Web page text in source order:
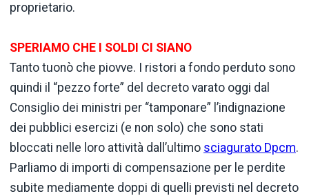
proprietario.
SPERIAMO CHE I SOLDI CI SIANO
Tanto tuonò che piovve. I ristori a fondo perduto sono
quindi il “pezzo forte” del decreto varato oggi dal
Consiglio dei ministri per “tamponare” l’indignazione
dei pubblici esercizi (e non solo) che sono stati
bloccati nelle loro attività dall’ultimo sciagurato Dpcm.
Parliamo di importi di compensazione per le perdite
subite mediamente doppi di quelli previsti nel decreto